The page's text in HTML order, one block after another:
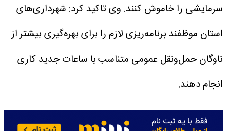
سرمایشی را خاموش کنند. وی تاکید کرد: شهرداری‌های
استان موظفند برنامه‌ریزی لازم را برای بهره‌گیری بیشتر از
ناوگان حمل‌ونقل عمومی متناسب با ساعات جدید کاری
انجام دهند.